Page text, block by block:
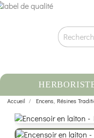
Accueil Encens, Résines